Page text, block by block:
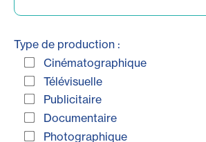
Type de production :
Cinématographique
Télévisuelle
Publicitaire
Documentaire
Photographique